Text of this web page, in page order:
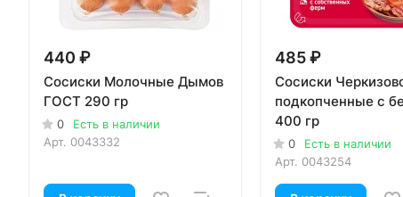
440 ₽
Сосиски Молочные Дымов
ГОСТ 290 гр
0
Есть в наличии
Арт. 0043332
485 ₽
Сосиски
подкопченные с
400 гр
0
Есть в наличии
Арт. 0043254